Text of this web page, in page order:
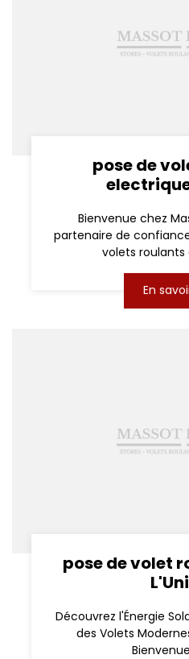
pose de
Bienvenue chez
partenaire de
volets roulants
En
pose de volet
Découvrez l'Énergie
des Volets